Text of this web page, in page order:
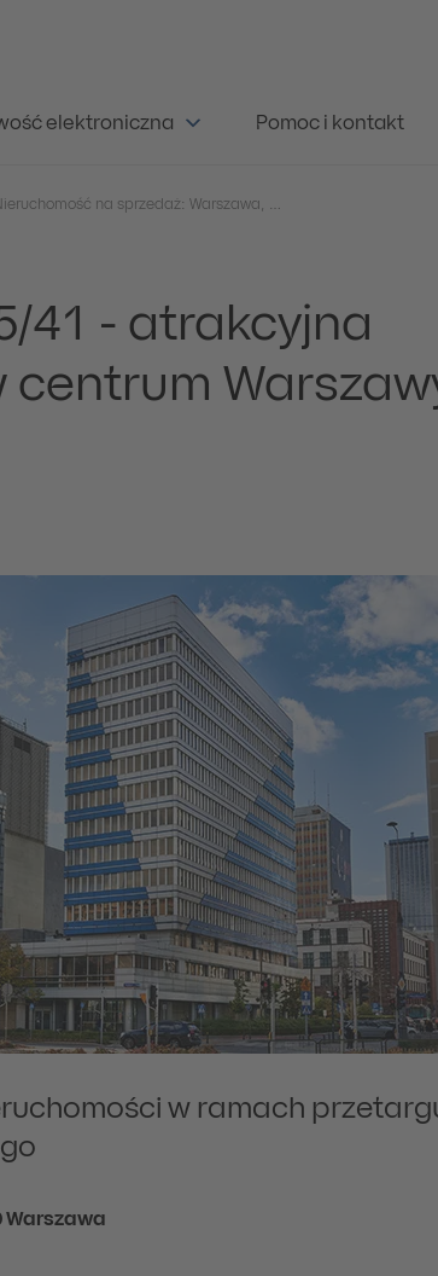
elektroniczna Pomoc i kontakt
41 - atrakcyjna
centrum
w ramach
Warszawa